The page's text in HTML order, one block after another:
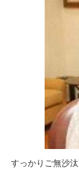
すっかりご無沙